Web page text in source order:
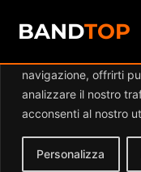
Diamo valore
navigazione, offrirti
analizzare il nostro
acconsenti al nostro
Personalizza
BANDTOP
U
CLUB